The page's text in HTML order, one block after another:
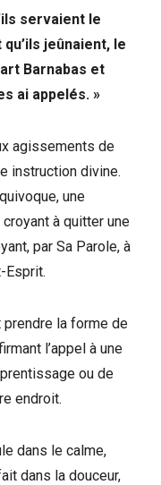
servaient le
jeûnaient, le
Barnabas et
ai appelés. »
agissements de
instruction divine.
une
à quitter une
par Sa Parole, à
Esprit.
la forme de
l’appel à une
ou de
endroit.
dans le calme,
dans la douceur,